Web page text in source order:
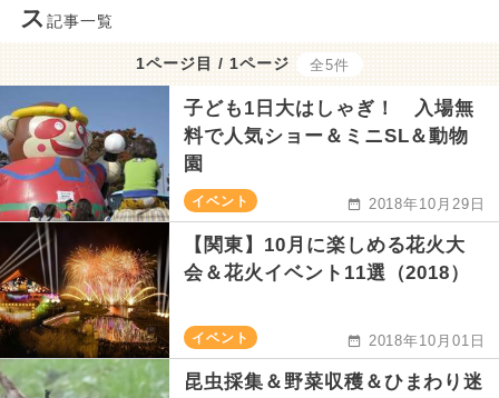
ス 記事一覧
1ページ目 / 1ページ 全5件
子ども1日大はしゃぎ！ 入場無
料で人気ショー＆ミニSL＆動物
園
イベント 2018年10月29日
【関東】10月に楽しめる花火大
会＆花火イベント11選（2018）
イベント 2018年10月01日
昆虫採集＆野菜収穫＆ひまわり迷